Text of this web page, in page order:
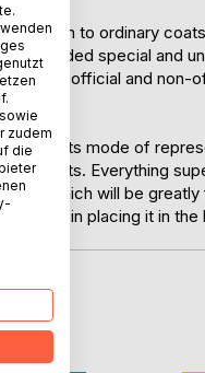
to ordinary
regarded special and
of official and
in its mode of
Everything
which will be
in placing it in the
zudem
die